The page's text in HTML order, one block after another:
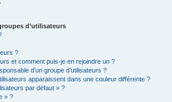
d’utilisateurs
?
et comment puis-je en rejoindre un ?
d’un groupe d’utilisateurs ?
apparaissent dans une couleur différente ?
par défaut » ?
» ?